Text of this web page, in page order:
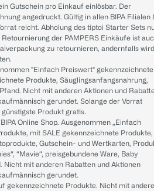
Gutschein pro Einkauf einlösbar. Der
angedruckt. Gültig in allen BIPA Filialen
reicht. Abholung des tiptoi Starter Sets
Retournierung der PAMPERS Einkäufe ist
zu retournieren, andernfalls wird
"Einfach Preiswert" gekennzeichnete
Produkte, Säuglingsanfangsnahrung,
Nicht mit anderen Aktionen und
gerundet. Solange der Vorrat
günstigste Produkt gratis.
Online Shop. Ausgenommen „Einfach
mit SALE gekennzeichnete Produkte,
Gutschein- und Wertkarten,
“Mavie“, preisgebundene Ware, Baby
Nicht mit anderen Rabatten und Aktionen
gerundet.
gekennzeichnete Produkte. Nicht mit